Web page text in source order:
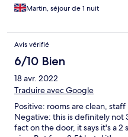
Martin, séjour de 1 nuit
Avis vérifié
6/10 Bien
18 avr. 2022
Traduire avec Google
Positive: rooms are clean,
Negative: this is definitely not
fact on the door, it says it's a 2